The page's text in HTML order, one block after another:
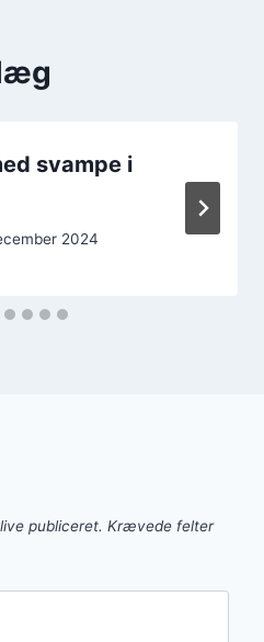
svampe i
2024
publiceret. Krævede felter